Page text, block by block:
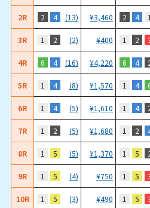
2R 2 4 (13) ¥3,460 2 4 1
3R 1 2 (2) ¥400 1 2
4R 6 4 (16) ¥4,220 6 4
5R 1 4 (8) ¥1,570 1 4
6R 1 4 (5) ¥1,610 1 4
7R 1 2 (5) ¥1,680 1 2
8R 1 5 (5) ¥1,370 1 5
9R 1 5 (4) ¥750 1 5
10R 1 5 (3) ¥490 1 5